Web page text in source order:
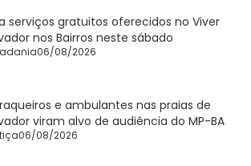
serviços gratuitos oferecidos no Viver
nos Bairros neste sábado
06/08/2026
e ambulantes nas praias de
viram alvo de audiência do MP-BA
06/08/2026